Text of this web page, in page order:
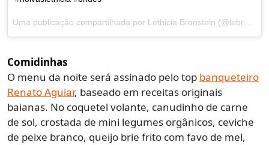
Comidinhas
O menu da noite será assinado pelo top banqueteiro
Renato Aguiar, baseado em receitas originais
baianas. No coquetel volante, canudinho de carne
de sol, crostada de mini legumes orgânicos, ceviche
de peixe branco, queijo brie frito com favo de mel,